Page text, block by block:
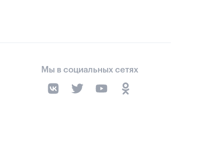
Мы в социальных сетях